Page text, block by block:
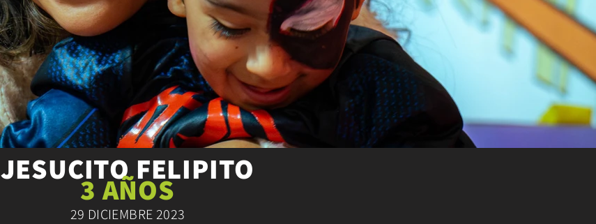
JESUCITO FELIPITO
3 AÑOS
29 DICIEMBRE 2023